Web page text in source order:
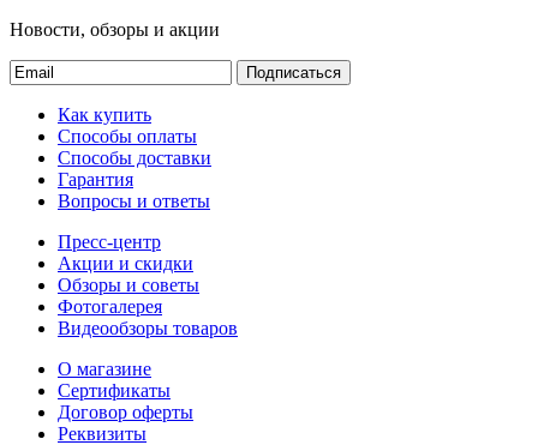
Новости, обзоры и акции
Подписаться
Как купить
Способы оплаты
Способы доставки
Гарантия
Вопросы и ответы
Пресс-центр
Акции и скидки
Обзоры и советы
Фотогалерея
Видеообзоры товаров
О магазине
Сертификаты
Договор оферты
Реквизиты